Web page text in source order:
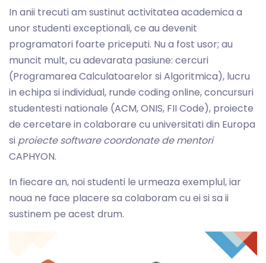
In anii trecuti am sustinut activitatea academica a
unor studenti exceptionali, ce au devenit
programatori foarte priceputi. Nu a fost usor; au
muncit mult, cu adevarata pasiune: cercuri
(Programarea Calculatoarelor si Algoritmica), lucru
in echipa si individual, runde coding online, concursuri
studentesti nationale (ACM, ONIS, FII Code), proiecte
de cercetare in colaborare cu universitati din Europa
si proiecte software coordonate de mentori
CAPHYON.
In fiecare an, noi studenti le urmeaza exemplul, iar
noua ne face placere sa colaboram cu ei si sa ii
sustinem pe acest drum.